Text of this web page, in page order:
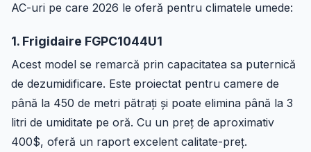
AC-uri pe care 2026 le oferă pentru climatele umede:
1. Frigidaire FGPC1044U1
Acest model se remarcă prin capacitatea sa puternică
de dezumidificare. Este proiectat pentru camere de
până la 450 de metri pătrați și poate elimina până la 3
litri de umiditate pe oră. Cu un preț de aproximativ
400$, oferă un raport excelent calitate-preț.